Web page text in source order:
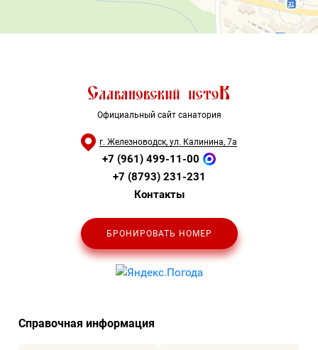
Официальный сайт санатория
г. Железноводск, ул. Калинина, 7а
+7 (961) 499-11-00
+7 (8793) 231-231
Контакты
БРОНИРОВАТЬ НОМЕР
Справочная информация